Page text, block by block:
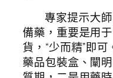
專家提示大
備藥，重要是用
貨，“少而精”即
藥品包裝盒、闡